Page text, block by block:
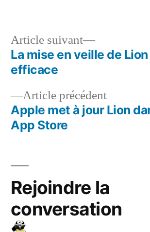
Navigation
l’article
Article précédentArticle
Apple met à jour Lion
App Store
Article suivant
Article
suivant :
La mise en veille de
efficace
Rejoindre la
conversation